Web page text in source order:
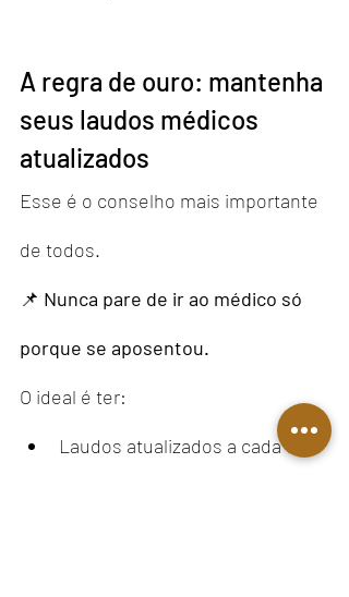
A regra de ouro: mantenha
seus laudos médicos
atualizados
Esse é o conselho mais importante
de todos.
📌 Nunca pare de ir ao médico só
porque se aposentou.
O ideal é ter:
Laudos atualizados a cada 6 ou